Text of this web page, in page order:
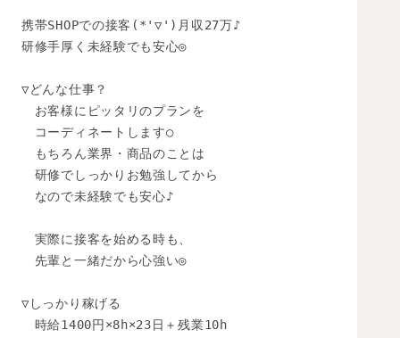
携帯SHOPでの接客(*'▽')月収27万♪
研修手厚く未経験でも安心◎
▽どんな仕事？
お客様にピッタリのプランを
コーディネートします○
もちろん業界・商品のことは
研修でしっかりお勉強してから
なので未経験でも安心♪
実際に接客を始める時も、
先輩と一緒だから心強い◎
▽しっかり稼げる
時給1400円×8h×23日＋残業10h